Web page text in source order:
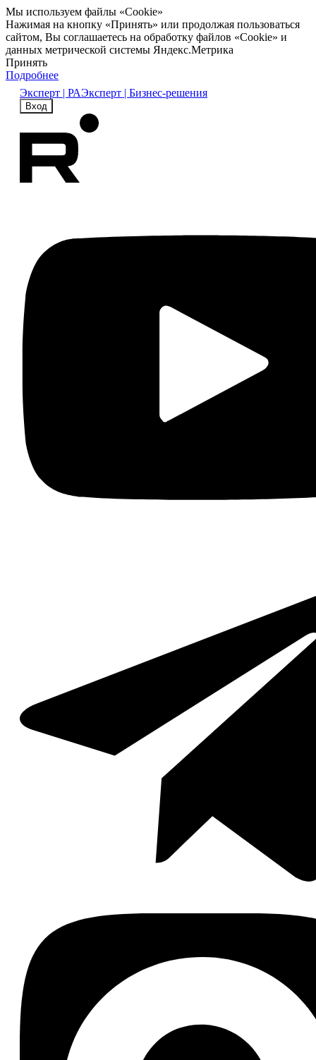
Мы используем файлы «Cookie»
Нажимая на кнопку «Принять» или продолжая пользоваться
сайтом, Вы соглашаетесь на обработку файлов «Cookie» и
данных метрической системы Яндекс.Метрика
Принять
Подробнее
Эксперт | РАЭксперт | Бизнес-решения
Вход